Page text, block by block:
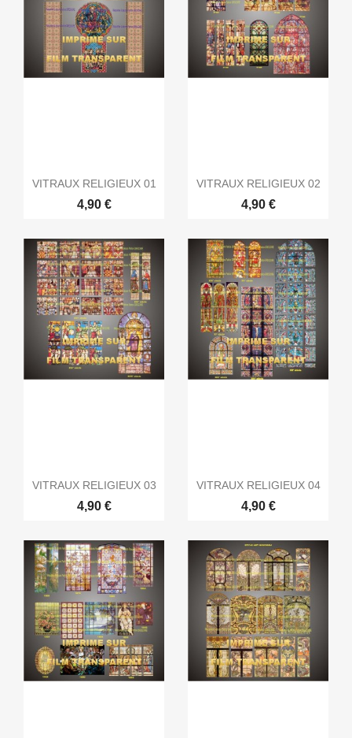
VITRAUX RELIGIEUX 01
4,90 €
VITRAUX RELIGIEUX 02
4,90 €
VITRAUX RELIGIEUX 03
4,90 €
VITRAUX RELIGIEUX 04
4,90 €